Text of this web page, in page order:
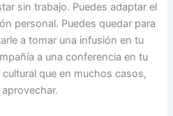
sin trabajo. Puedes adaptar el
personal. Puedes quedar para
a tomar una infusión en tu
a una conferencia en tu
que en muchos casos,